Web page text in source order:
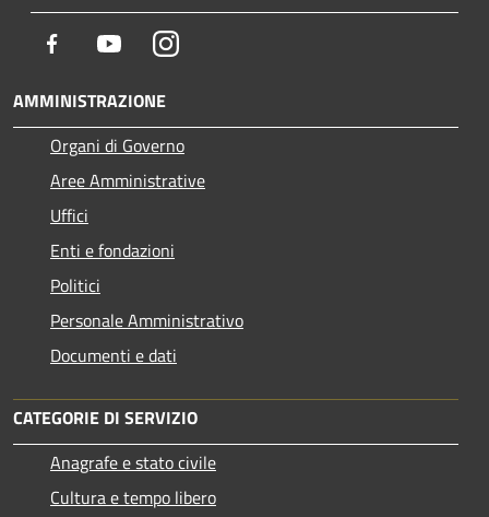
Facebook YoutubeInstagram
AMMINISTRAZIONE
Organi di Governo
Aree Amministrative
Uffici
Enti e fondazioni
Politici
Personale Amministrativo
Documenti e dati
CATEGORIE DI SERVIZIO
Anagrafe e stato civile
Cultura e tempo libero